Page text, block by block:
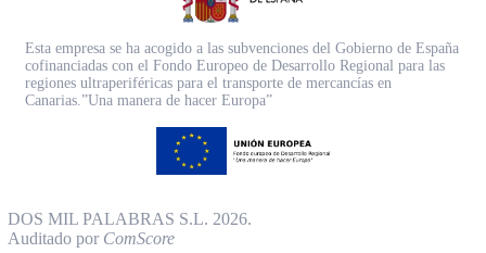
Esta empresa se ha acogido a las subvenciones del Gobierno de España
cofinanciadas con el Fondo Europeo de Desarrollo Regional para las
regiones ultraperiféricas para el transporte de mercancías en
Canarias.”Una manera de hacer Europa”
DOS MIL PALABRAS S.L. 2026.
Auditado por ComScore